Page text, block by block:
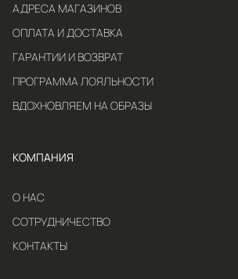
АДРЕСА МАГАЗИНОВ
ОПЛАТА И ДОСТАВКА
ГАРАНТИИ И ВОЗВРАТ
ПРОГРАММА ЛОЯЛЬНОСТИ
ВДОХНОВЛЯЕМ НА ОБРАЗЫ
КОМПАНИЯ
О НАС
СОТРУДНИЧЕСТВО
КОНТАКТЫ